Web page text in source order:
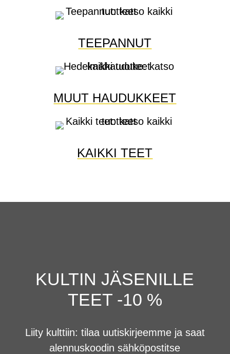
TEEPANNUT
MUUT HAUDUKKEET
KAIKKI TEET
KULTIN JÄSENILLE
TEET -10 %
Liity kulttiin: tilaa uutiskirjeemme ja saat
alennuskoodin sähköpostitse